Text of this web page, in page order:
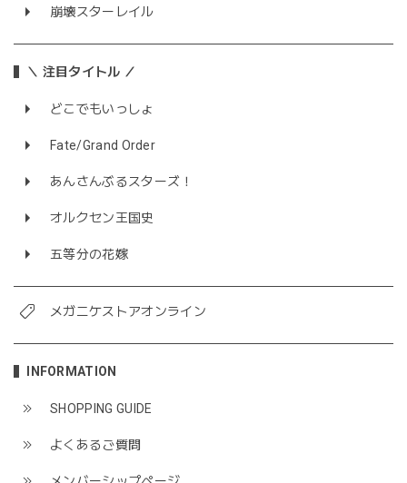
崩壊スターレイル
＼ 注目タイトル ／
どこでもいっしょ
Fate/Grand Order
あんさんぶるスターズ！
オルクセン王国史
五等分の花嫁
メガニケストアオンライン
INFORMATION
SHOPPING GUIDE
よくあるご質問